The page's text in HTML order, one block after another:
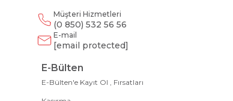
Müşteri Hizmetleri
(0 850) 532 56 56
E-mail
[email protected]
E-Bülten
E-Bülten'e Kayıt Ol , Fırsatları